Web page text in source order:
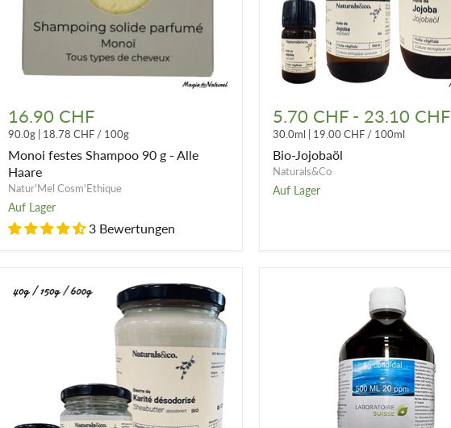
festes
Shampoo
90
g
-
Alle
Haare
16.90 CHF
90.0g| 18.78 CHF/ 100g
Monoi festes Shampoo 90 g - Alle
Haare
Natur'Mel Cosm'Ethique
Auf Lager
3 Bewertungen
Jojobaöl
5.70 CHF- 23.10 CHF
30.0ml 19.00 CHF/ 100ml
Bio-Jojobaöl
Naturals&Co
Auf Lager